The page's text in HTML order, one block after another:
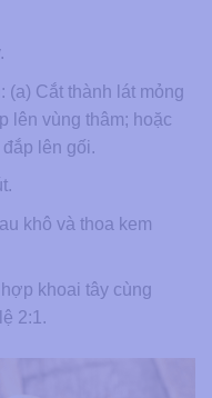
(a) Cắt thành lát mỏng
lên vùng thâm; hoặc
lên gối.
khô và thoa kem
khoai tây cùng
2:1.